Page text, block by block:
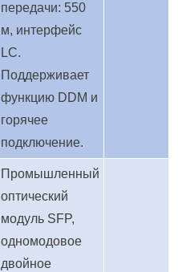
передачи: 550
м, интерфейс
LC.
Поддерживает
функцию DDM и
горячее
подключение.
Промышленный
оптический
модуль SFP,
одномодовое
двойное